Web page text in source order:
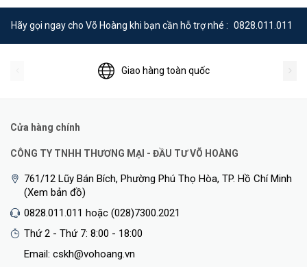
Hãy gọi ngay cho Võ Hoàng khi bạn cần hỗ trợ nhé : 0828.011.011
Giao hàng toàn quốc
Cửa hàng chính
CÔNG TY TNHH THƯƠNG MẠI - ĐẦU TƯ VÕ HOÀNG
761/12 Lũy Bán Bích, Phường Phú Thọ Hòa, TP. Hồ Chí Minh
(Xem bản đồ)
0828.011.011 hoặc (028)7300.2021
Thứ 2 - Thứ 7: 8:00 - 18:00
Email: cskh@vohoang.vn